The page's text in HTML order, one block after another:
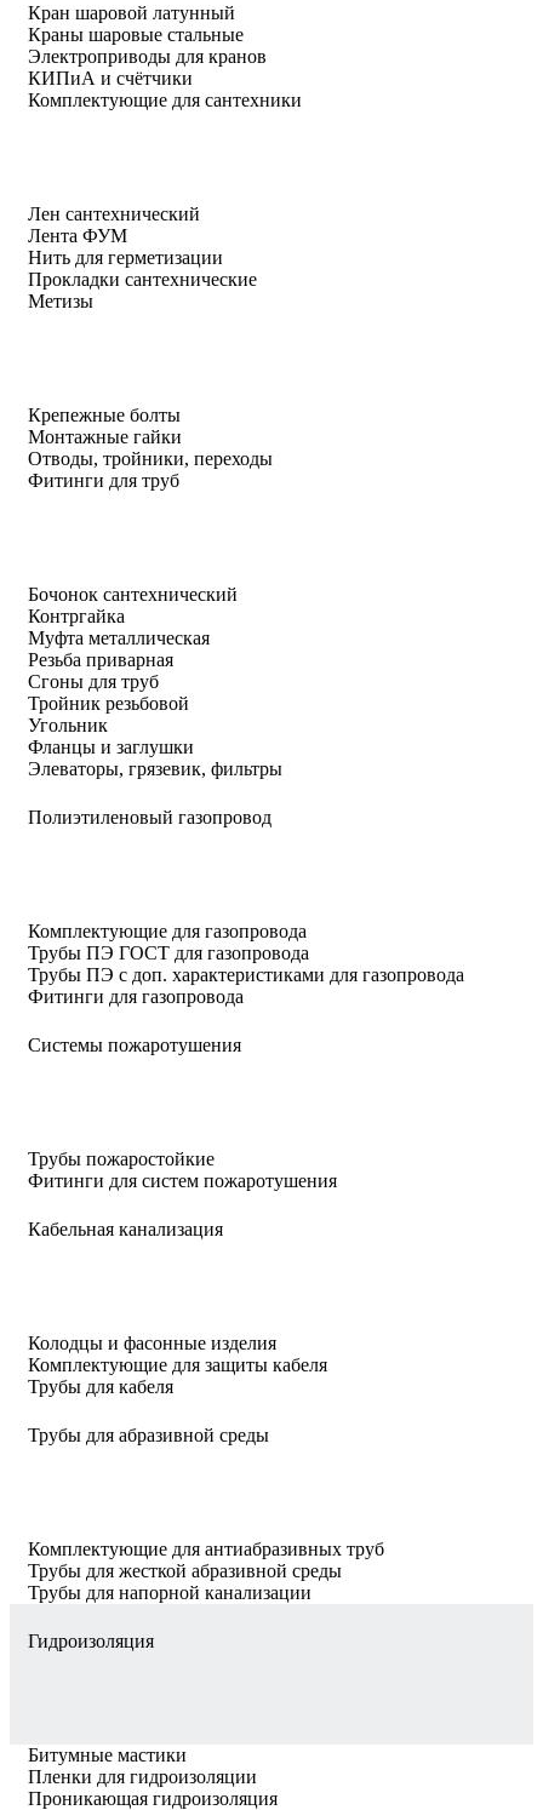
Кран шаровой латунный
Краны шаровые стальные
Электроприводы для кранов
КИПиА и счётчики
Комплектующие для сантехники
Лен сантехнический
Лента ФУМ
Нить для герметизации
Прокладки сантехнические
Метизы
Крепежные болты
Монтажные гайки
Отводы, тройники, переходы
Фитинги для труб
Бочонок сантехнический
Контргайка
Муфта металлическая
Резьба приварная
Сгоны для труб
Тройник резьбовой
Угольник
Фланцы и заглушки
Элеваторы, грязевик, фильтры
Полиэтиленовый газопровод
Комплектующие для газопровода
Трубы ПЭ ГОСТ для газопровода
Трубы ПЭ с доп. характеристиками для газопровода
Фитинги для газопровода
Системы пожаротушения
Трубы пожаростойкие
Фитинги для систем пожаротушения
Кабельная канализация
Колодцы и фасонные изделия
Комплектующие для защиты кабеля
Трубы для кабеля
Трубы для абразивной среды
Комплектующие для антиабразивных труб
Трубы для жесткой абразивной среды
Трубы для напорной канализации
Гидроизоляция
Битумные мастики
Пленки для гидроизоляции
Проникающая гидроизоляция